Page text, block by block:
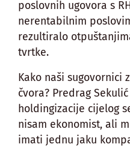
poslovnih ugovora s
nerentabilnim
rezultiralo
tvrtke.
Kako naši sugovornici
čvora? Predrag
holdingizacije cijelog
nisam ekonomist, ali
imati jednu jaku